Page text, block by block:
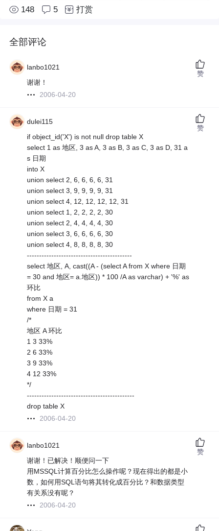
148 5 打赏
全部评论
lanbo1021
谢谢！
2006-04-20
赞
dulei115
if object_id('X') is not null drop table X
select 1 as 地区, 3 as A, 3 as B, 3 as C, 3 as D, 31 a
s 日期
into X
union select 2, 6, 6, 6, 6, 31
union select 3, 9, 9, 9, 9, 31
union select 4, 12, 12, 12, 12, 31
union select 1, 2, 2, 2, 2, 30
union select 2, 4, 4, 4, 4, 30
union select 3, 6, 6, 6, 6, 30
union select 4, 8, 8, 8, 8, 30
-------------------------------------------
select 地区, A, cast((A - (select A from X where 日期
= 30 and 地区= a.地区)) * 100 /A as varchar) + '%' as
环比
from X a
where 日期 = 31
/*
地区 A 环比
1 3 33%
2 6 33%
3 9 33%
4 12 33%
*/
--------------------------------------------
drop table X
2006-04-20
赞
lanbo1021
谢谢！已解决！顺便问一下
用MSSQL计算百分比怎么操作呢？现在得出的都是小
数，如何用SQL语句将其转化成百分比？和数据类型
有关系没有呢？
2006-04-20
赞